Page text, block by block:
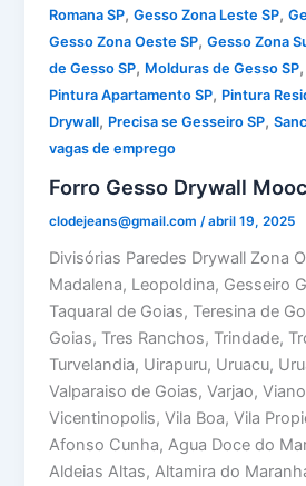
Romana SP,Gesso Zona Leste SP,
Gesso Zona Oeste SP,Gesso Zona
de Gesso SP, Molduras de Gesso SP,
Pintura Apartamento SP, Pintura
Drywall, Precisa se Gesseiro SP,
vagas de emprego
Forro Gesso Drywall
clodejeans@gmail.com/abril 19, 2025
Divisórias Paredes Drywall Zona
Madalena, Leopoldina, Gesseiro
Taquaral de Goias, Teresina de
Goias, Tres Ranchos, Trindade,
Turvelandia, Uirapuru, Uruacu,
Valparaiso de Goias, Varjao,
Vicentinopolis, Vila Boa, Vila
Afonso Cunha, Agua Doce do
Aldeias Altas, Altamira do